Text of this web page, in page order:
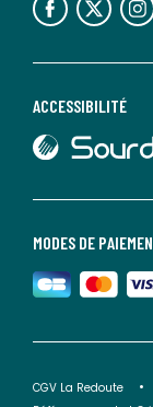
MODES DE
ACCESSIBILITÉ
lien vers Sourdline
CGV La Redoute